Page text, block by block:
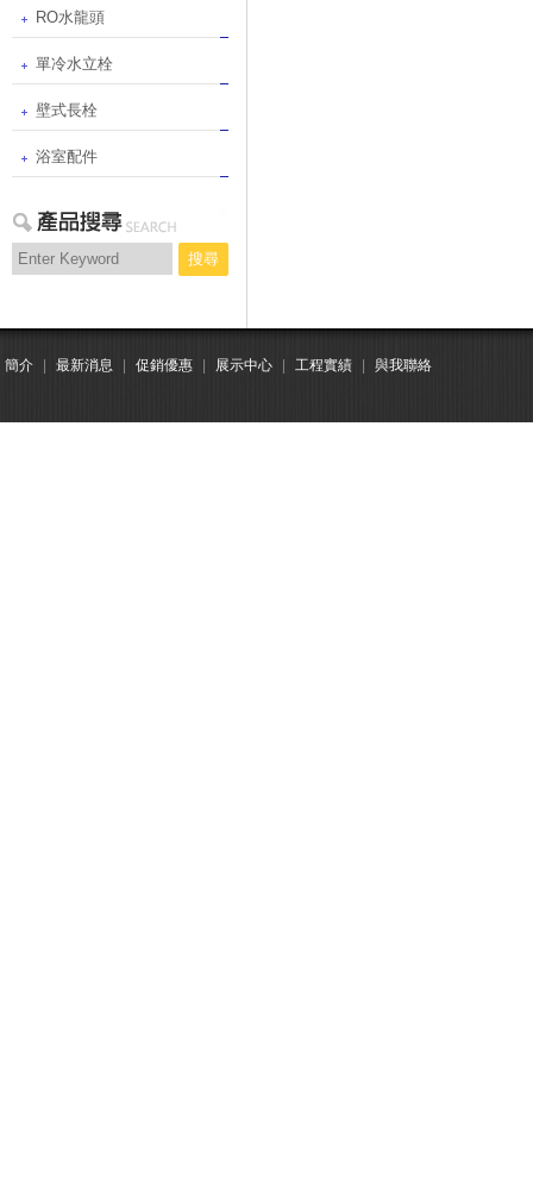
RO水龍頭
單冷水立栓
壁式長栓
浴室配件
搜尋
簡介 最新消息 促銷優惠 展示中心 工程實績 與我聯絡